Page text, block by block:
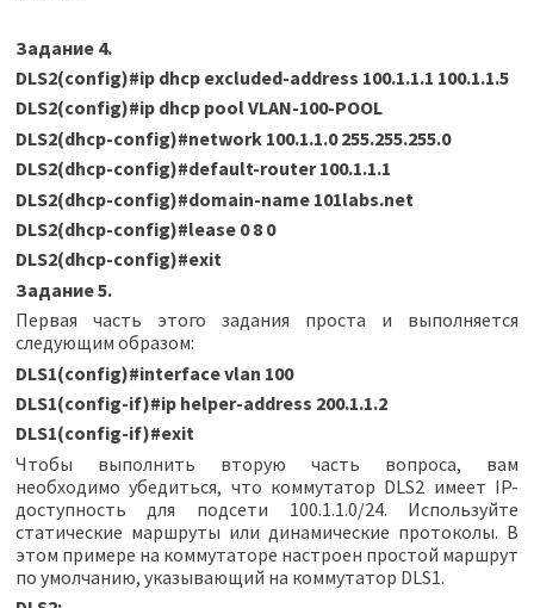
Задание 4.
DLS2(config)#ip dhcp excluded-address 100.1.1.1 100.1.1.5
DLS2(config)#ip dhcp pool VLAN-100-POOL
DLS2(dhcp-config)#network 100.1.1.0 255.255.255.0
DLS2(dhcp-config)#default-router 100.1.1.1
DLS2(dhcp-config)#domain-name 101labs.net
DLS2(dhcp-config)#lease 0 8 0
DLS2(dhcp-config)#exit
Задание 5.
Первая часть этого задания проста и выполняется
следующим образом:
DLS1(config)#interface vlan 100
DLS1(config-if)#ip helper-address 200.1.1.2
DLS1(config-if)#exit
Чтобы выполнить вторую часть вопроса, вам
необходимо убедиться, что коммутатор DLS2 имеет IP-
доступность для подсети 100.1.1.0/24. Используйте
статические маршруты или динамические протоколы. В
этом примере на коммутаторе настроен простой маршрут
по умолчанию, указывающий на коммутатор DLS1.